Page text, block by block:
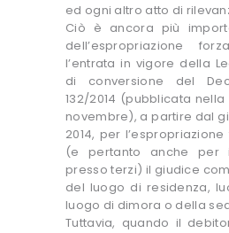
ed ogni altro atto di
Ciò è ancora più
dell’espropriazione
l’entrata in vigore della
di conversione del
132/2014 (pubblicata nella
novembre), a partire dal
2014, per
(e pertanto anche per
presso terzi) il giudice
del luogo di residenza,
luogo di dimora o della
Tuttavia, quando il